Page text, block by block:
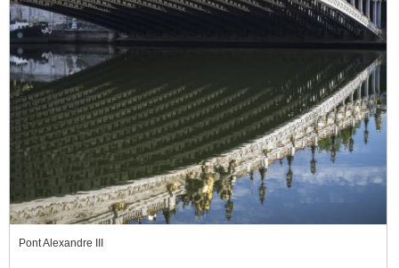
Pont Alexandre III